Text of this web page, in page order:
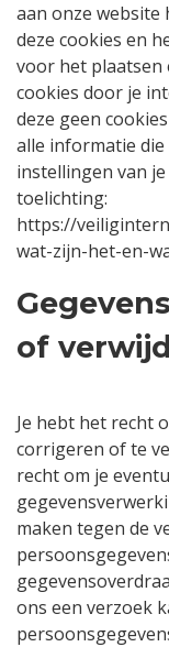
aan onze
deze cookies en
voor het plaatsen
cookies door je
deze geen
alle informatie die
instellingen van
toelichting:
https://
wat-zijn-het-en-
of
Je hebt het recht
corrigeren of te
recht om je
maken tegen de
ons een verzoek